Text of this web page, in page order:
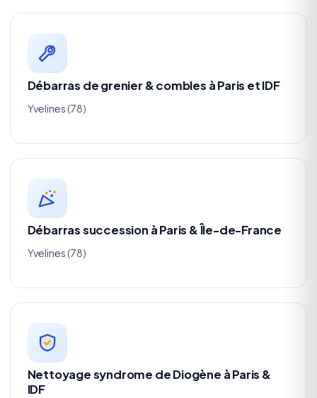
Débarras de grenier & combles à Paris et IDF
Yvelines (78)
Débarras succession à Paris & Île-de-France
Yvelines (78)
Nettoyage syndrome de Diogène à Paris &
IDF